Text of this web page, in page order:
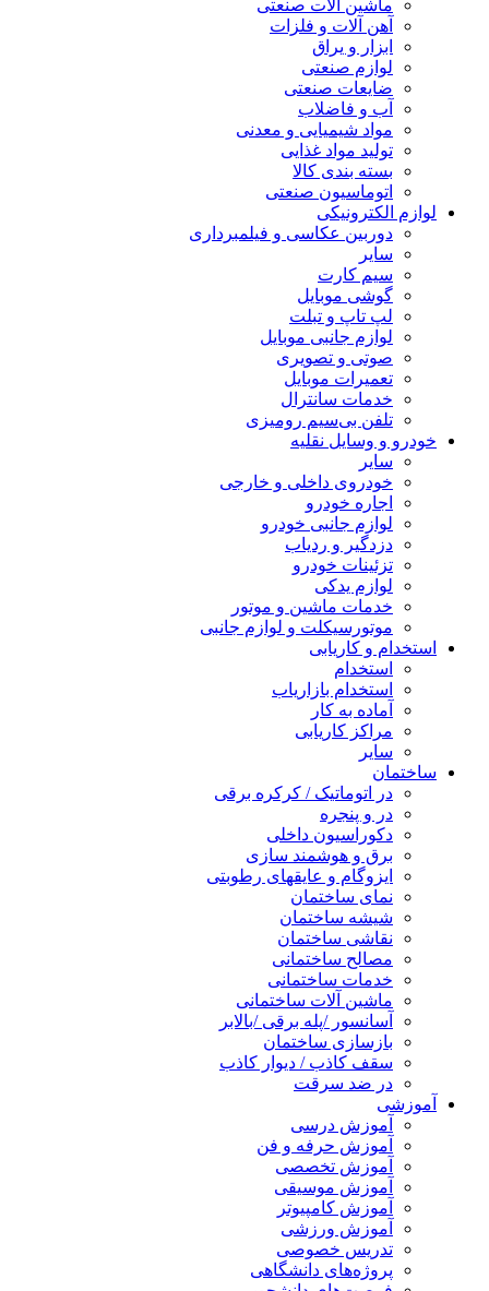
ماشین آلات صنعتی
آهن آلات و فلزات
ابزار و یراق
لوازم صنعتی
ضایعات صنعتی
آب و فاضلاب
مواد شیمیایی و معدنی
تولید مواد غذایی
بسته بندی کالا
اتوماسیون صنعتی
لوازم الکترونیکی
دوربین عکاسی و فیلمبرداری
سایر
سیم کارت
گوشی موبایل
لپ تاپ و تبلت
لوازم جانبی موبایل
صوتی و تصویری
تعمیرات موبایل
خدمات سانترال
تلفن بی‌سیم رومیزی
خودرو و وسایل نقلیه
سایر
خودروی داخلی و خارجی
اجاره خودرو
لوازم جانبی خودرو
دزدگیر و ردیاب
تزئینات خودرو
لوازم یدکی
خدمات ماشین و موتور
موتورسیکلت و لوازم جانبی
استخدام و کاریابی
استخدام
استخدام بازاریاب
آماده به کار
مراکز کاریابی
سایر
ساختمان
در اتوماتیک / کرکره برقی
در و پنجره
دکوراسیون داخلی
برق و هوشمند سازی
ایزوگام و عایقهای رطوبتی
نمای ساختمان
شیشه ساختمان
نقاشی ساختمان
مصالح ساختمانی
خدمات ساختمانی
ماشین آلات ساختمانی
آسانسور /پله برقی /بالابر
بازسازی ساختمان
سقف کاذب / دیوار کاذب
در ضد سرقت
آموزشی
آموزش درسی
آموزش حرفه و فن
آموزش تخصصی
آموزش موسیقی
آموزش کامپیوتر
آموزش ورزشی
تدریس خصوصی
پروژه‌های دانشگاهی